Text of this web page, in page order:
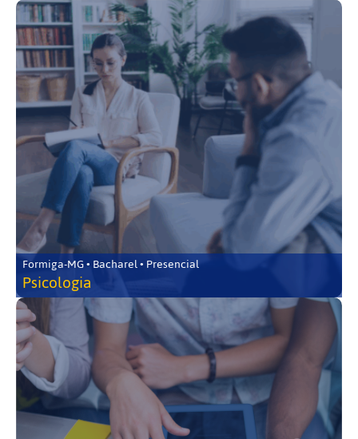
Formiga-MG • Bacharel • Presencial
Psicologia